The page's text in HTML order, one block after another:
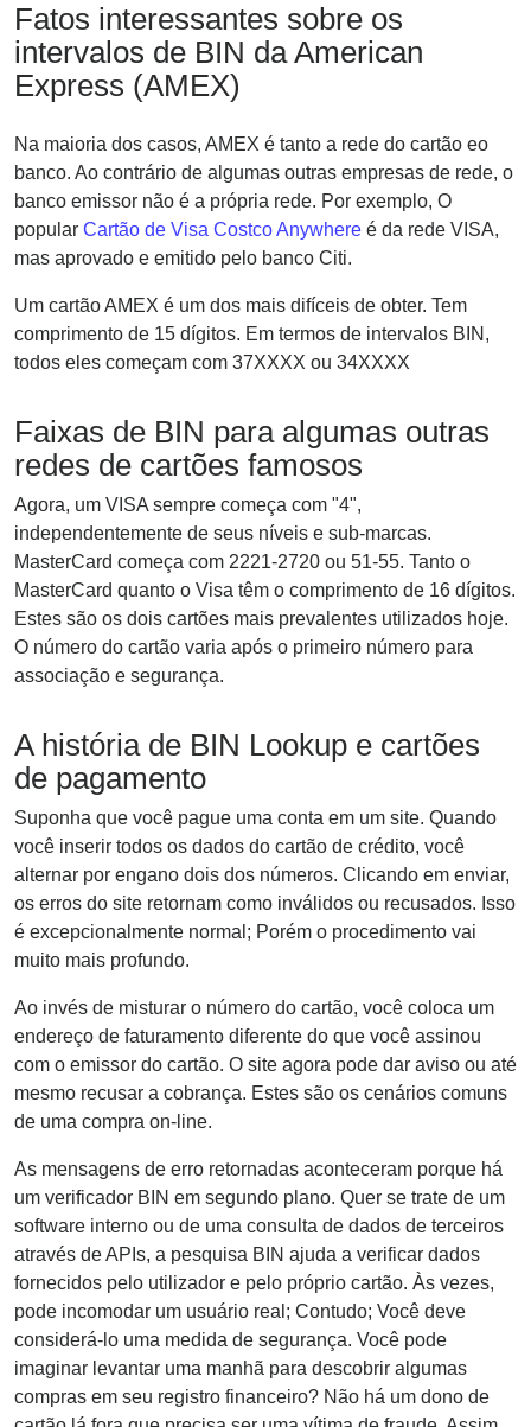
Fatos interessantes sobre os
intervalos de BIN da American
Express (AMEX)
Na maioria dos casos, AMEX é tanto a rede do cartão eo
banco. Ao contrário de algumas outras empresas de rede, o
banco emissor não é a própria rede. Por exemplo, O
popular Cartão de Visa Costco Anywhere é da rede VISA,
mas aprovado e emitido pelo banco Citi.
Um cartão AMEX é um dos mais difíceis de obter. Tem
comprimento de 15 dígitos. Em termos de intervalos BIN,
todos eles começam com 37XXXX ou 34XXXX
Faixas de BIN para algumas outras
redes de cartões famosos
Agora, um VISA sempre começa com "4",
independentemente de seus níveis e sub-marcas.
MasterCard começa com 2221-2720 ou 51-55. Tanto o
MasterCard quanto o Visa têm o comprimento de 16 dígitos.
Estes são os dois cartões mais prevalentes utilizados hoje.
O número do cartão varia após o primeiro número para
associação e segurança.
A história de BIN Lookup e cartões
de pagamento
Suponha que você pague uma conta em um site. Quando
você inserir todos os dados do cartão de crédito, você
alternar por engano dois dos números. Clicando em enviar,
os erros do site retornam como inválidos ou recusados. Isso
é excepcionalmente normal; Porém o procedimento vai
muito mais profundo.
Ao invés de misturar o número do cartão, você coloca um
endereço de faturamento diferente do que você assinou
com o emissor do cartão. O site agora pode dar aviso ou até
mesmo recusar a cobrança. Estes são os cenários comuns
de uma compra on-line.
As mensagens de erro retornadas aconteceram porque há
um verificador BIN em segundo plano. Quer se trate de um
software interno ou de uma consulta de dados de terceiros
através de APIs, a pesquisa BIN ajuda a verificar dados
fornecidos pelo utilizador e pelo próprio cartão. Às vezes,
pode incomodar um usuário real; Contudo; Você deve
considerá-lo uma medida de segurança. Você pode
imaginar levantar uma manhã para descobrir algumas
compras em seu registro financeiro? Não há um dono de